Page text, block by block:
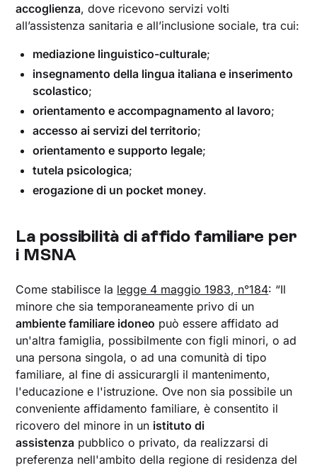
accoglienza, dove ricevono servizi volti
all’assistenza sanitaria e all’inclusione sociale, tra cui:
mediazione linguistico-culturale;
insegnamento della lingua italiana e inserimento
scolastico;
orientamento e accompagnamento al lavoro;
accesso ai servizi del territorio;
orientamento e supporto legale;
tutela psicologica;
erogazione di un pocket money.
La possibilità di affido familiare per
i MSNA‍
Come stabilisce la legge 4 maggio 1983, n°184: “Il
minore che sia temporaneamente privo di un
ambiente familiare idoneo può essere affidato ad
un'altra famiglia, possibilmente con figli minori, o ad
una persona singola, o ad una comunità di tipo
familiare, al fine di assicurargli il mantenimento,
l'educazione e l'istruzione. Ove non sia possibile un
conveniente affidamento familiare, è consentito il
ricovero del minore in un istituto di
assistenza pubblico o privato, da realizzarsi di
preferenza nell'ambito della regione di residenza del